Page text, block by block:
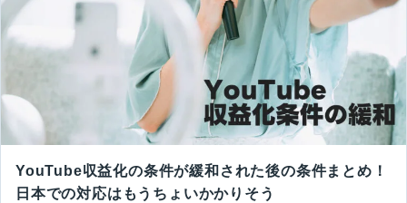
YouTube収益化の条件が緩和された後の条件まとめ！
日本での対応はもうちょいかかりそう